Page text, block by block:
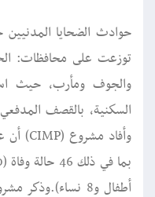
توزعت على محافظات:
والجوف ومأرب، حيث
السكنية، بالقصف المدفعي
أطفال و8